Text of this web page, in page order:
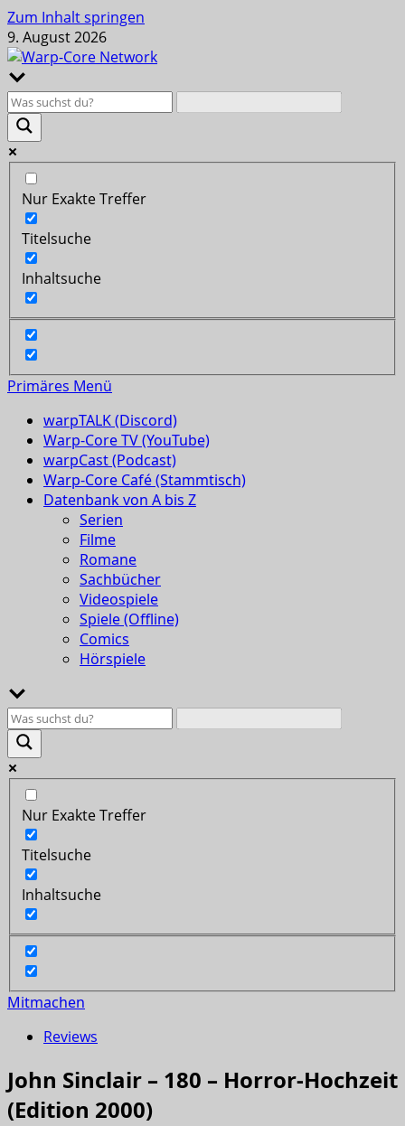
Zum Inhalt springen
9. August 2026
Nur Exakte Treffer
Titelsuche
Inhaltsuche
Primäres Menü
warpTALK (Discord)
Warp-Core TV (YouTube)
warpCast (Podcast)
Warp-Core Café (Stammtisch)
Datenbank von A bis Z
Serien
Filme
Romane
Sachbücher
Videospiele
Spiele (Offline)
Comics
Hörspiele
Nur Exakte Treffer
Titelsuche
Inhaltsuche
Mitmachen
Reviews
John Sinclair – 180 – Horror-Hochzeit
(Edition 2000)